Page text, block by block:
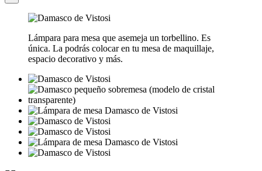
Lámpara para mesa que asemeja un torbellino. Es
única. La podrás colocar en tu mesa de maquillaje,
espacio decorativo y más.